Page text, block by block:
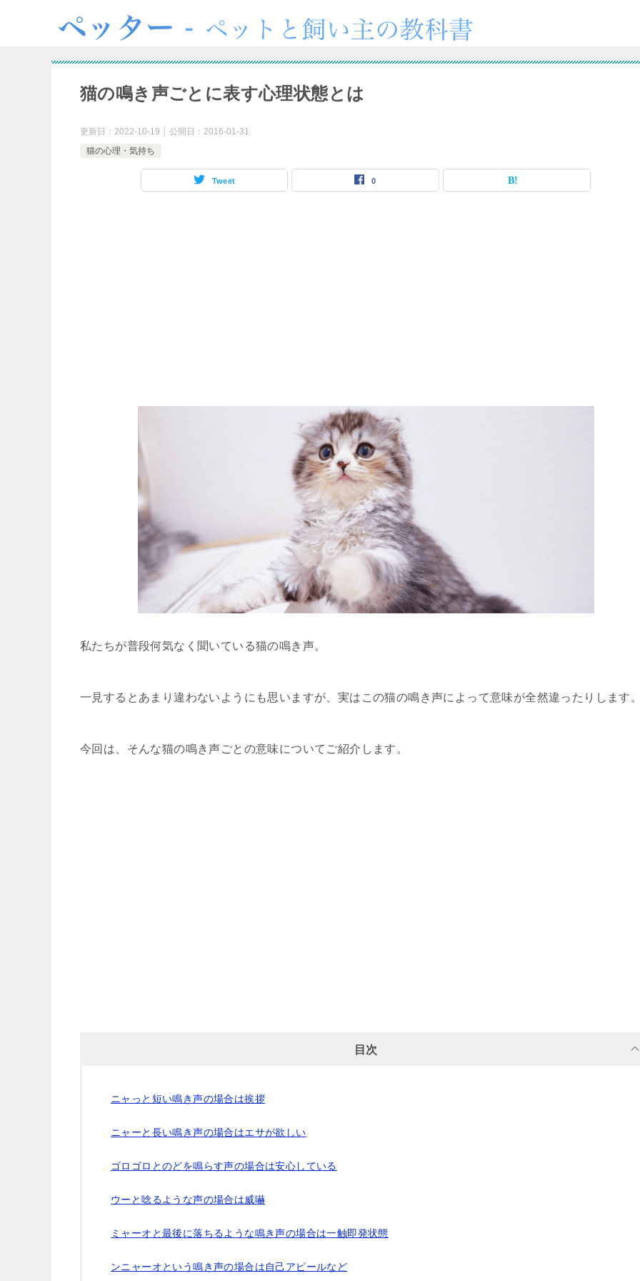
猫の鳴き声ごとに表す心理状態とは
更新日： 2022-10-19 公開日： 2016-01-31
猫の心理・気持ち
Tweet 0
私たちが普段何気なく聞いている猫の鳴き声。
一見するとあまり違わないようにも思いますが、実はこの猫の鳴き声によって意味が全然違ったりします
今回は、そんな猫の鳴き声ごとの意味についてご紹介します。
目次
ニャっと短い鳴き声の場合は挨拶
ニャーと長い鳴き声の場合はエサが欲しい
ゴロゴロとのどを鳴らす声の場合は安心している
ウーと唸るような声の場合は威嚇
ミャーオと最後に落ちるような鳴き声の場合は一触即発状態
ンニャーオという鳴き声の場合は自己アピールなど